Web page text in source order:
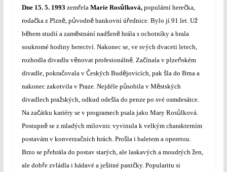
Dne 15. 5. 1993 zemřela Marie Rosůlková,populární herečka,
rodačka z Plzně, původněbankovní úřednice. Bylo jí 91 let. Už
během studií a zaměstnání nadšeněhrála s ochotníky a brala
soukromé hodiny herectví. Nakonec se, ve svých dvaceti letech,
rozhodla divadlu věnovat profesionálně. Začínala v plzeňském
divadle, pokračovala v Českých Budějovicích, pak šla do Brna a
nakonec zakotvila v Praze. Nejdéle působila v Městských
divadlech pražských, odkud odešla do penze po své osmdesátce.
Na začátku kariéry se v programech psala jako Mary Rosůlková.
Postupněse z mladých milovnic vyvinula k velkým charakterním
postavám v konverzačních hrách. Prošla i baletem a operetou.
Brzo se přehrála do postav starých, ale laskavých a moudrých žen,
ale dobře zvládla i hádavé a ješitné paničky. Popularitu si